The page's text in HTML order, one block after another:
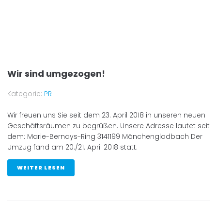
Wir sind umgezogen!
Kategorie: PR
Wir freuen uns Sie seit dem 23. April 2018 in unseren neuen
Geschäftsräumen zu begrüßen. Unsere Adresse lautet seit
dem: Marie-Bernays-Ring 3141199 Mönchengladbach Der
Umzug fand am 20./21. April 2018 statt.
WEITER LESEN